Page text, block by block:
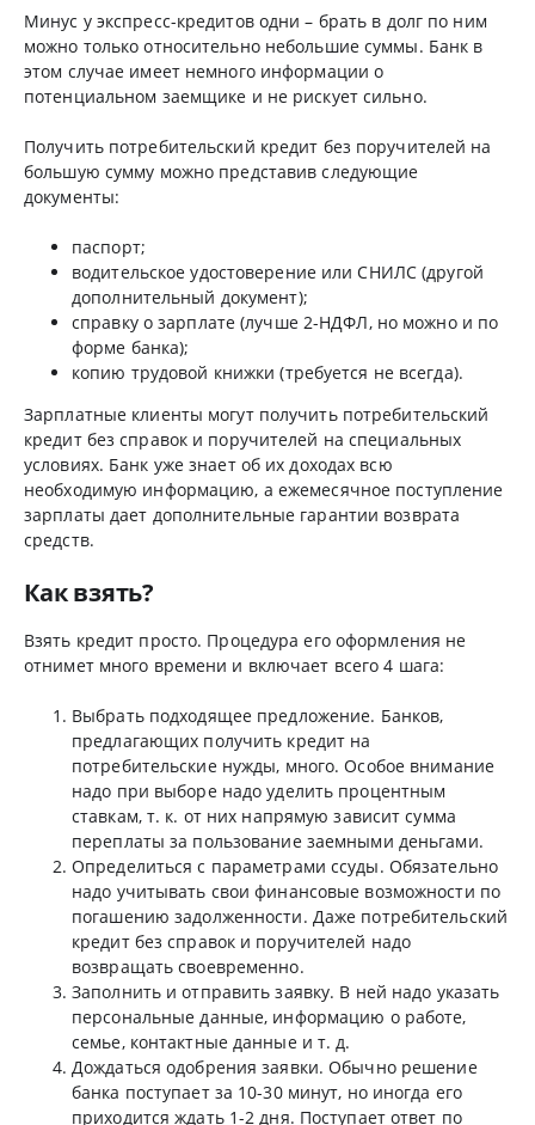
Минус у экспресс-кредитов одни – брать в долг по ним
можно только относительно небольшие суммы. Банк в
этом случае имеет немного информации о
потенциальном заемщике и не рискует сильно.
Получить потребительский кредит без поручителей на
большую сумму можно представив следующие
документы:
паспорт;
водительское удостоверение или СНИЛС (другой
дополнительный документ);
справку о зарплате (лучше 2-НДФЛ, но можно и по
форме банка);
копию трудовой книжки (требуется не всегда).
Зарплатные клиенты могут получить потребительский
кредит без справок и поручителей на специальных
условиях. Банк уже знает об их доходах всю
необходимую информацию, а ежемесячное поступление
зарплаты дает дополнительные гарантии возврата
средств.
Как взять?
Взять кредит просто. Процедура его оформления не
отнимет много времени и включает всего 4 шага:
Выбрать подходящее предложение. Банков,
предлагающих получить кредит на
потребительские нужды, много. Особое внимание
надо при выборе надо уделить процентным
ставкам, т. к. от них напрямую зависит сумма
переплаты за пользование заемными деньгами.
Определиться с параметрами ссуды. Обязательно
надо учитывать свои финансовые возможности по
погашению задолженности. Даже потребительский
кредит без справок и поручителей надо
возвращать своевременно.
Заполнить и отправить заявку. В ней надо указать
персональные данные, информацию о работе,
семье, контактные данные и т. д.
Дождаться одобрения заявки. Обычно решение
банка поступает за 10-30 минут, но иногда его
приходится ждать 1-2 дня. Поступает ответ по